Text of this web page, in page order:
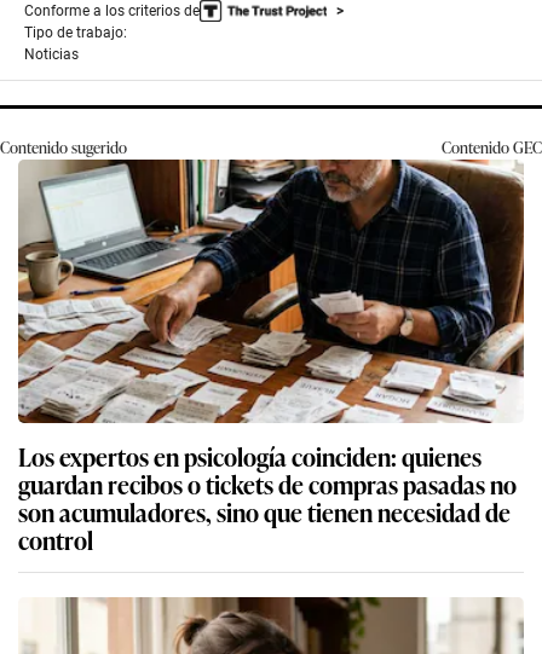
Conforme a los criterios de
Tipo de trabajo:
Noticias
Contenido sugerido ContenidoGEC
Los expertos en psicología coinciden: quienes
guardan recibos o tickets de compras pasadas no
son acumuladores, sino que tienen necesidad de
control